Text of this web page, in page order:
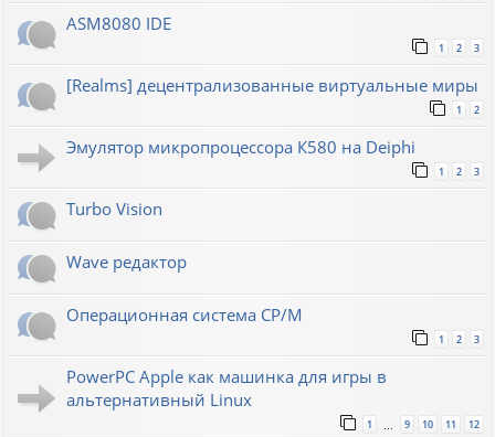
ASM8080 IDE
1 2 3
[Realms] децентрализованные виртуальные миры
1 2
Эмулятор микропроцессора К580 на Deiphi
1 2 3
Turbo Vision
Wave редактор
Операционная система CP/M
1 2 3
PowerPC Apple как машинка для игры в
альтернативный Linux
1 … 9 10 11 12